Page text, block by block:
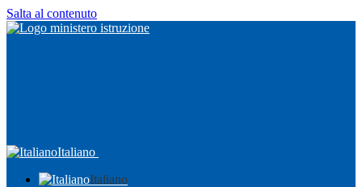
Salta al contenuto
Italiano
Italiano